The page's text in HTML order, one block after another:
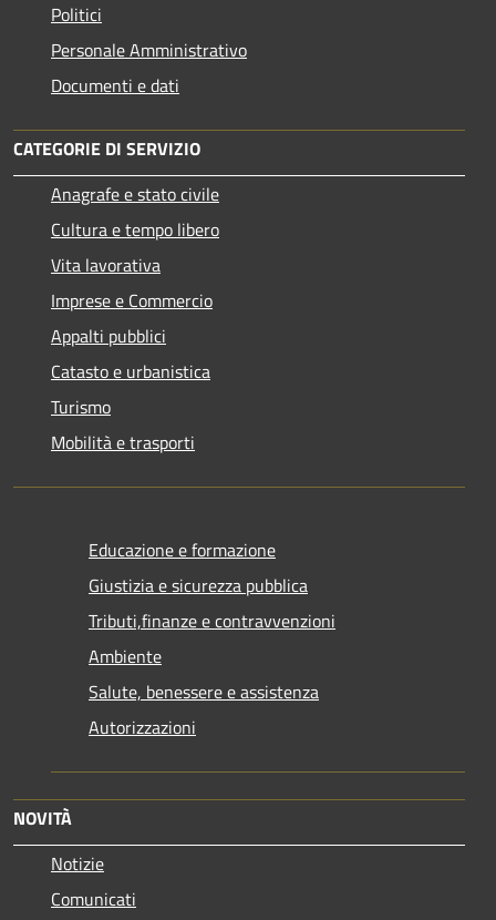
Politici
Personale Amministrativo
Documenti e dati
CATEGORIE DI SERVIZIO
Anagrafe e stato civile
Cultura e tempo libero
Vita lavorativa
Imprese e Commercio
Appalti pubblici
Catasto e urbanistica
Turismo
Mobilità e trasporti
Educazione e formazione
Giustizia e sicurezza pubblica
Tributi,finanze e contravvenzioni
Ambiente
Salute, benessere e assistenza
Autorizzazioni
NOVITÀ
Notizie
Comunicati